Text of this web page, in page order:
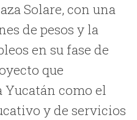
Solare, con una
de pesos y la
en su fase de
que
Yucatán como el
y de servicios